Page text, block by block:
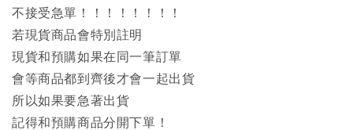
不接受急單！！！！！！！！
若現貨商品會特別註明
現貨和預購如果在同一筆訂單
會等商品都到齊後才會一起出貨
所以如果要急著出貨
記得和預購商品分開下單！